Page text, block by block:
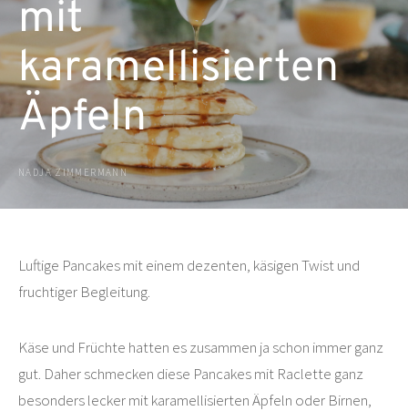
mit
karamellisierten
Äpfeln
NADJA ZIMMERMANN
Luftige Pancakes mit einem dezenten, käsigen Twist und
fruchtiger Begleitung.
Käse und Früchte hatten es zusammen ja schon immer ganz
gut. Daher schmecken diese Pancakes mit Raclette ganz
besonders lecker mit karamellisierten Äpfeln oder Birnen,